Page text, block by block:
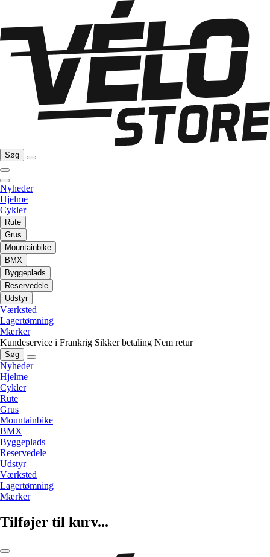
Søg
Nyheder
Hjelme
Cykler
Rute
Grus
Mountainbike
BMX
Byggeplads
Reservedele
Udstyr
Værksted
Lagertømning
Mærker
Kundeservice i Frankrig Sikker betaling Nem retur
Søg
Nyheder
Hjelme
Cykler
Rute
Grus
Mountainbike
BMX
Byggeplads
Reservedele
Udstyr
Værksted
Lagertømning
Mærker
Tilføjer til kurv...